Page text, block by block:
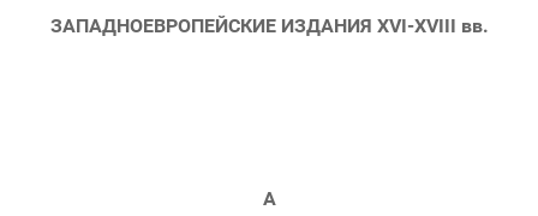
ЗАПАДНОЕВРОПЕЙСКИЕ ИЗДАНИЯ XVI-XVIII вв.
А